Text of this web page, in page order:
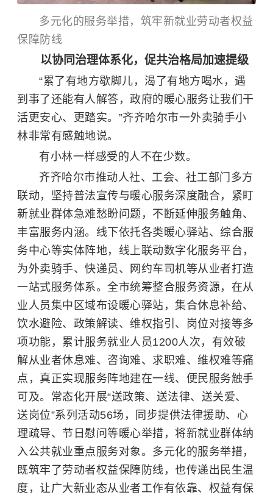
多元化的服务举措，筑牢新就业劳动者权益
保障防线
以协同治理体系化，促共治格局加速提级
“累了有地方歇脚儿，渴了有地方喝水，遇
到事了还能有人解答，政府的暖心服务让我们干
活更安心、更踏实。”齐齐哈尔市一外卖骑手小
林非常有感触地说。
有小林一样感受的人不在少数。
齐齐哈尔市推动人社、工会、社工部门多方
联动，坚持普法宣传与暖心服务深度融合，紧盯
新就业群体急难愁盼问题，不断延伸服务触角、
丰富服务内涵。线下依托各类暖心驿站、综合服
务中心等实体阵地，线上联动数字化服务平台，
为外卖骑手、快递员、网约车司机等从业者打造
一站式服务体系。全市统筹整合服务资源，在从
业人员集中区域布设暖心驿站，集合休息补给、
饮水避险、政策解读、维权指引、岗位对接等多
项功能，累计服务就业人员1200人次，有效破
解从业者休息难、咨询难、求职难、维权难等痛
点，真正实现服务阵地建在一线、便民服务触手
可及。常态化开展“送政策、送法律、送关爱、
送岗位”系列活动56场，同步提供法律援助、心
理疏导、节日慰问等暖心举措，将新就业群体纳
入公共就业重点服务对象。多元化的服务举措，
既筑牢了劳动者权益保障防线，也传递出民生温
度，让广大新业态从业者工作有依靠、权益有保